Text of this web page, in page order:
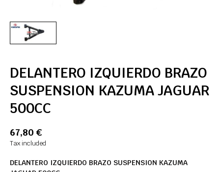
DELANTERO IZQUIERDO BRAZO
SUSPENSION KAZUMA JAGUAR
500CC
67,80 €
Tax included
DELANTERO IZQUIERDO BRAZO SUSPENSION KAZUMA